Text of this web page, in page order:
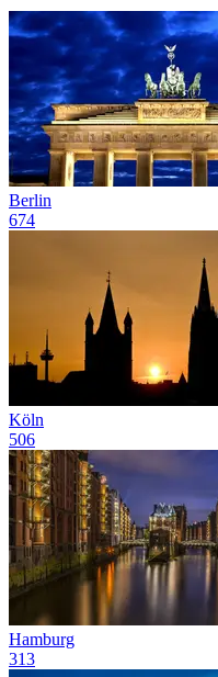
Berlin
674
Köln
506
Hamburg
313